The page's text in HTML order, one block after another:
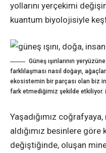
yollarını yerçekimi
kuantum biyolojisiyle
Güneş ışınlarının
farklılaşması nasıl doğayı,
ekosistemin bir parçası olan biz
fark etmediğimiz şekilde etkiliyor.
Yaşadığımız
aldığımız besinlere
değiştiğinde, oluşan